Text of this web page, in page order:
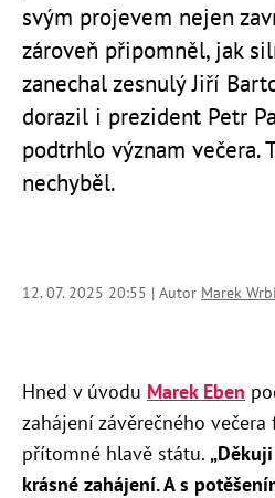
svým projevem nejen
zároveň připomněl, jak
zanechal zesnulý Jiří
dorazil i prezident Petr
podtrhlo význam večera.
nechyběl.
12. 07. 2025 20:55 | Autor Marek
Hned v úvodu Marek Eben
zahájení závěrečného
přítomné hlavě státu.
krásné zahájení. A s